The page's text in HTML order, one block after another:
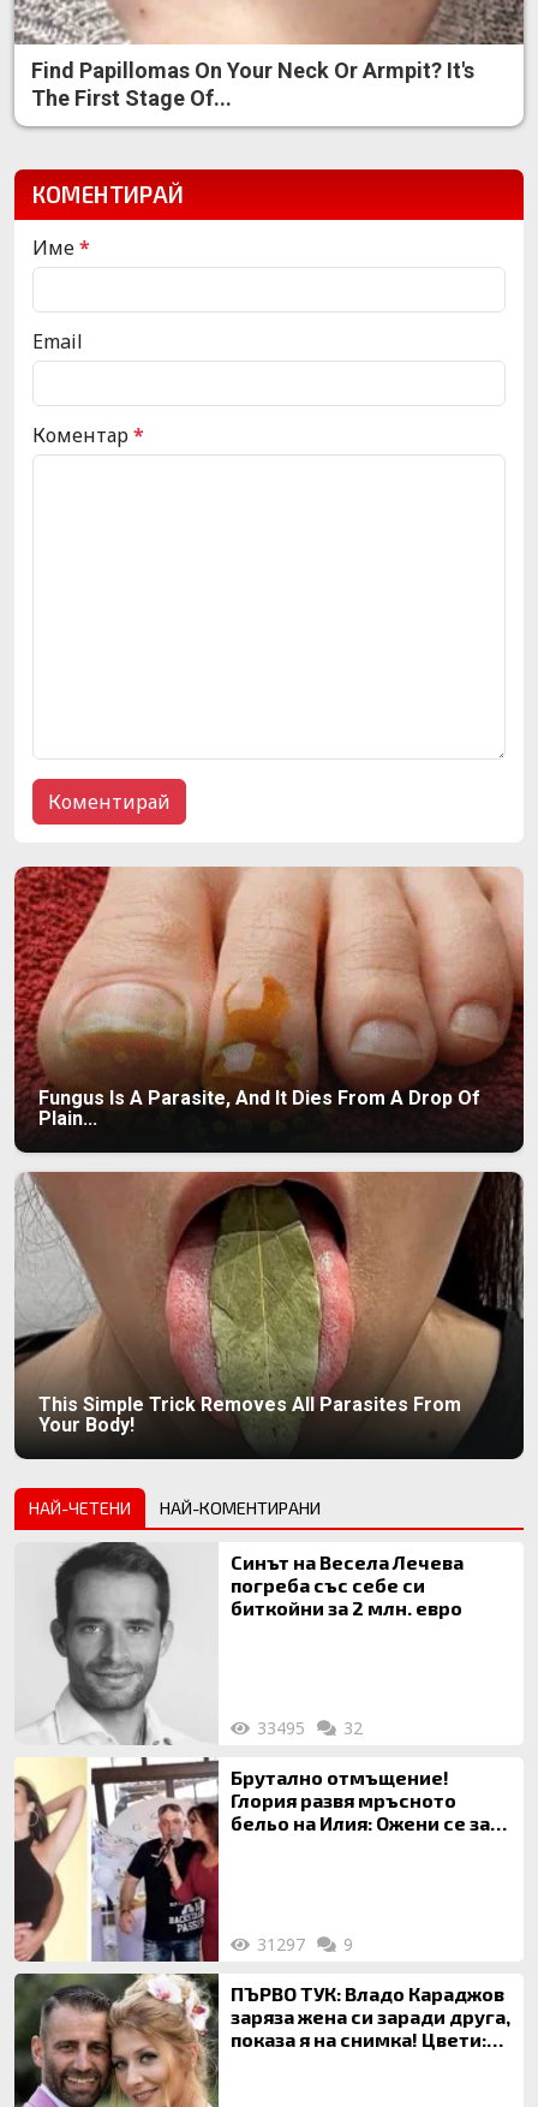
Find Papillomas On Your Neck Or Armpit? It's
The First Stage Of...
КОМЕНТИРАЙ
Име*
Email
Коментар*
Fungus Is A Parasite, And It Dies From A Drop Of
Plain...
This Simple Trick Removes All Parasites From
Your Body!
НАЙ-ЧЕТЕНИ НАЙ-КОМЕНТИРАНИ
Синът на Весела Лечева
погреба със себе си
биткойни за 2 млн. евро
33495 32
Брутално отмъщение!
Глория развя мръсното
бельо на Илия: Ожени се за
31297 9
ПЪРВО ТУК: Владо Караджов
заряза жена си заради друга,
показа я на снимка! Цвети: